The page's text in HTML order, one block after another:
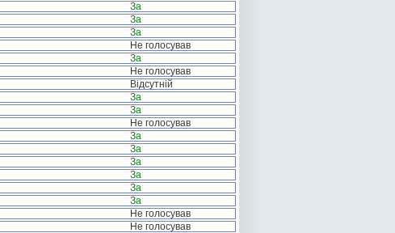
За
За
За
Не голосував
За
Не голосував
Відсутній
За
За
Не голосував
За
За
За
За
За
За
Не голосував
Не голосував